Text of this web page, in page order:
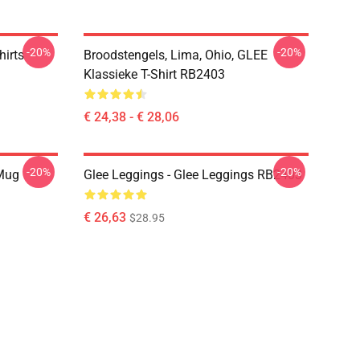
-20%
Broodstengels, Lima, Ohio, GLEE
Klassieke T-Shirt RB2403
€ 24,38 - € 28,06
-20%
-20% Glee Leggings - Glee Leggings RB2403
€ 26,63 $28.95
-20%